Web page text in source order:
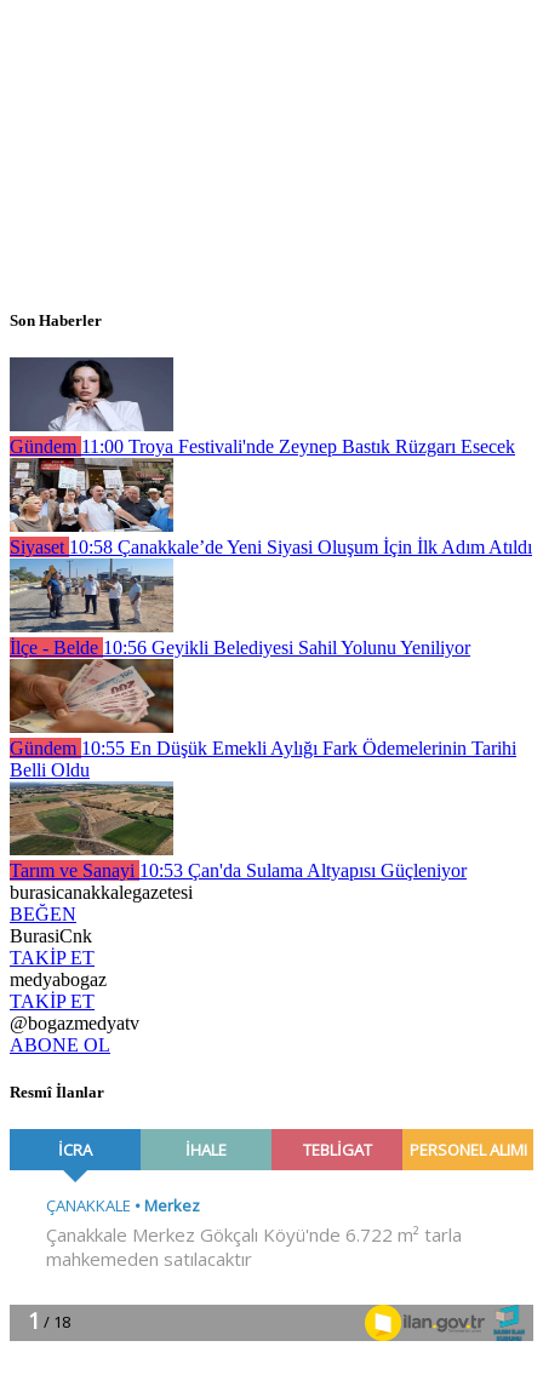
Son Haberler
Gündem 11:00 Troya Festivali'nde Zeynep Bastık Rüzgarı Esecek
Siyaset 10:58 Çanakkale’de Yeni Siyasi Oluşum İçin İlk Adım Atıldı
İlçe - Belde 10:56 Geyikli Belediyesi Sahil Yolunu Yeniliyor
Gündem 10:55 En Düşük Emekli Aylığı Fark Ödemelerinin Tarihi
Belli Oldu
Tarım ve Sanayi 10:53 Çan'da Sulama Altyapısı Güçleniyor
burasicanakkalegazetesi
BEĞEN
BurasiCnk
TAKİP ET
medyabogaz
TAKİP ET
@bogazmedyatv
ABONE OL
Resmî İlanlar